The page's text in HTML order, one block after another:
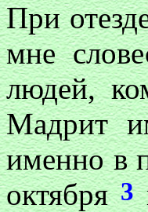
При
мне
людей,
Мадрит
именно в
октября3